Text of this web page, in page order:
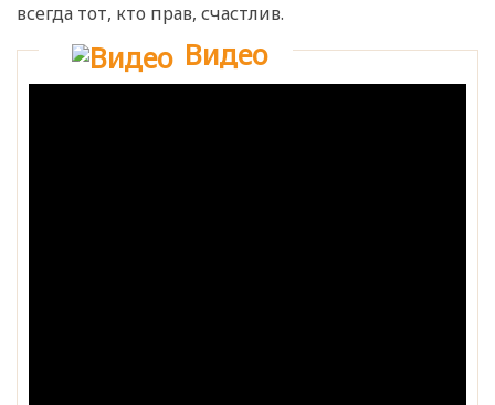
всегда тот, кто прав, счастлив.
Видео